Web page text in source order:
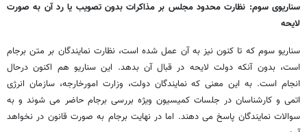
سناریوی سوم: نظارت محدود مجلس بر مذاکرات بدون تصویب یا رد آن به صورت
لایحه
سناریو سوم که تا کنون نیز به آن عمل شده است، نظارت نمایندگان بر متن برجام
است، بدون آنکه دولت لایحه در قبال آن بدهد. این سناریو هم اکنون درحال
انجام است. به این معنی که نمایندگان دولت، وزارت امورخارجه، سازمان انرژی
اتمی و کارشناسان در جلسات کمیسیون ویژه بررسی برجام حاضر می شوند و به
سوالات نمایندگان پاسخ می دهند. اما در نهایت برجام به صورت قانون در نخواهد